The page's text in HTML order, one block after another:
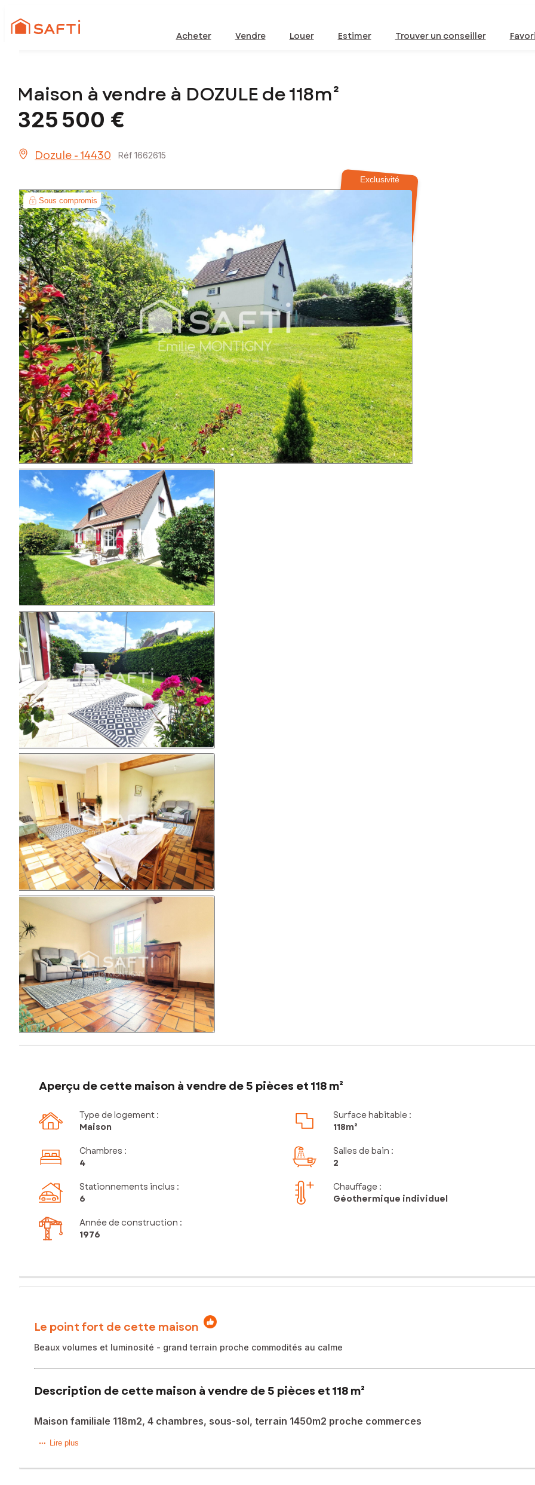
Acheter Vendre Louer Estimer Trouver un conseiller
Maison à vendre à DOZULE de 118m²
325 500 €
Dozule - 14430 Réf 1662615
Exclusivité
Sous compromis
Aperçu de cette maison à vendre de 5 pièces et 118 m²
Type de logement :
Maison
Surface habitable :
118m²
Chambres :
4
Salles de bain :
2
Stationnements inclus :
6
Chauffage :
Géothermique individuel
Année de construction :
1976
Le point fort de cette maison
Beaux volumes et luminosité - grand terrain proche commodités au calme
Description de cette maison à vendre de 5 pièces et 118 m²
Maison familiale 118m2, 4 chambres, sous-sol, terrain 1450m2 proche commerces
Emilie Montigny vous propose en exclusivité cette agréable maison familiale soignée de construction traditionnelle,
15 minutes des plages d'Houlgate et Villers sur mer et 20 minutes de Caen.
Lire plus